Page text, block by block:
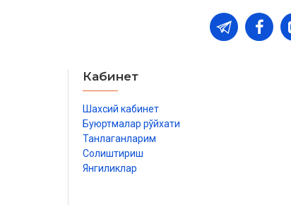
Кабинет
Шахсий кабинет
Буюртмалар рўйхати
Танлаганларим
Солиштириш
Янгиликлар